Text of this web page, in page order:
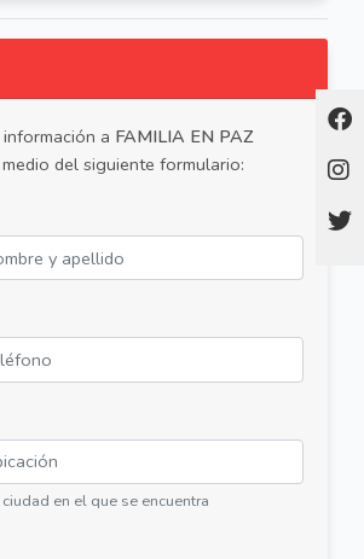
a FAMILIA EN PAZ
del siguiente formulario:
en el que se encuentra